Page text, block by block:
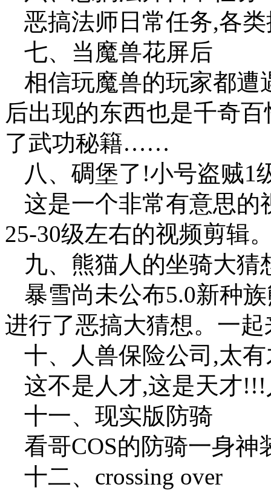
恶搞法师日常任务,各
七、当魔兽花屏后
相信玩魔兽的玩家都遭
后出现的东西也是千奇
了武功秘籍……
八、碉堡了!小号盗贼1
这是一个非常有意思的
25-30级左右的视频剪辑
九、熊猫人的坐骑大猜
暴雪尚未公布5.0新种
进行了恶搞大猜想。一
十、人兽保险公司,太
这不是人才,这是天才
十一、现实版防骑
看哥COS的防骑一身神
十二、crossing over